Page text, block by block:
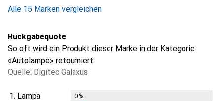
Alle 15 Marken vergleichen
Rückgabequote
So oft wird ein Produkt dieser Marke in der Kategorie
«Autolampe» retourniert.
Quelle: Digitec Galaxus
1. Lampa 0%